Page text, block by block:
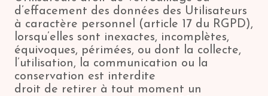
d’effacement des données des Utilisateurs
à caractère personnel (article 17 du RGPD),
lorsqu’elles sont inexactes, incomplètes,
équivoques, périmées, ou dont la collecte,
l’utilisation, la communication ou la
conservation est interdite
droit de retirer à tout moment un